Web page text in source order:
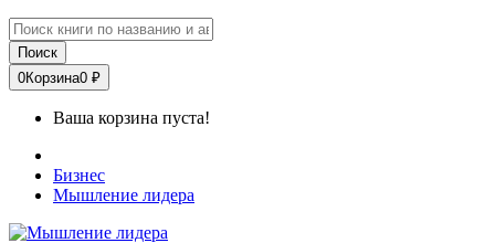
Поиск
0Корзина0 ₽
Ваша корзина пуста!
Бизнес
Мышление лидера